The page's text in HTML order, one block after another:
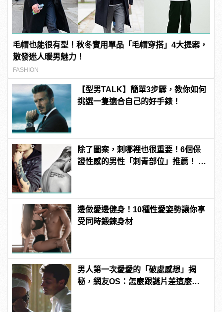
毛帽也能很有型！秋冬實用單品「毛帽穿搭」4大提案，
散發迷人暖男魅力！
FASHION
【型男TALK】簡單3步驟，教你如何
挑選一隻適合自己的好手錶！
除了圖案，刺哪裡也很重要！6個保
證性感的男性「刺青部位」推薦！ |
邊做愛邊健身！10種性愛姿勢讓你享
受同時鍛鍊身材
男人第一次愛愛的「破處感想」揭
秘，網友OS：怎麼跟謎片差這麼